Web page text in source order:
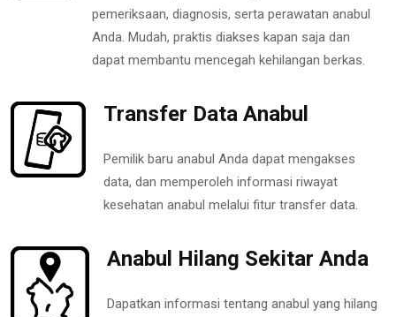
pemeriksaan, diagnosis, serta perawatan anabul
Anda. Mudah, praktis diakses kapan saja dan
dapat membantu mencegah kehilangan berkas.
Transfer Data Anabul
Pemilik baru anabul Anda dapat mengakses
data, dan memperoleh informasi riwayat
kesehatan anabul melalui fitur transfer data.
Anabul Hilang Sekitar Anda
Dapatkan informasi tentang anabul yang hilang